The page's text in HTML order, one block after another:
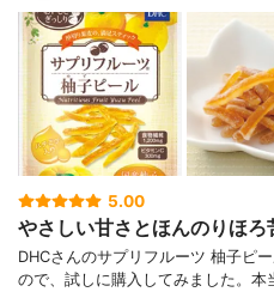
5.00
やさしい甘さとほんのりほ
DHCさんのサプリフルーツ 柚子ピ
ので、試しに購入してみました。